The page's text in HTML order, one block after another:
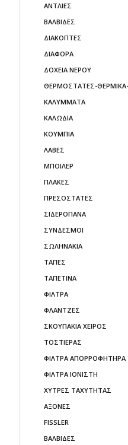
ΑΝΤΛΙΕΣ
ΒΑΛΒΙΔΕΣ
ΔΙΑΚΟΠΤΕΣ
ΔΙΑΦΟΡΑ
ΔΟΧΕΙΑ ΝΕΡΟΥ
ΘΕΡΜΟΣΤΑΤΕΣ-
ΚΑΛΥΜΜΑΤΑ
ΚΑΛΩΔΙΑ
ΚΟΥΜΠΙΑ
ΛΑΒΕΣ
ΜΠΟΙΛΕΡ
ΠΛΑΚΕΣ
ΠΡΕΣΟΣΤΑΤΕΣ
ΣΙΔΕΡΟΠΑΝΑ
ΣΥΝΔΕΣΜΟΙ
ΣΩΛΗΝΑΚΙΑ
ΤΑΠΕΣ
ΤΑΠΕΤΙΝΑ
ΦΙΛΤΡΑ
ΦΛΑΝΤΖΕΣ
ΣΚΟΥΠΑΚΙΑ ΧΕΙΡΟΣ
ΤΟΣΤΙΕΡΑΣ
ΦΙΛΤΡΑ ΑΠΟΡΡΟΦΗΤΗΡΑ
ΦΙΛΤΡΑ ΙΟΝΙΣΤΗ
ΧΥΤΡΕΣ ΤΑΧΥΤΗΤΑΣ
AΞΟΝΕΣ
FISSLER
ΒΑΛΒΙΔΕΣ